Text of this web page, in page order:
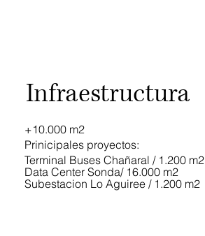
Infraestructura
+10.000 m2
Prinicipales proyectos:
Terminal Buses Chañaral / 1.200 m2
Data Center Sonda/ 16.000 m2
Subestacion Lo Aguiree / 1.200 m2